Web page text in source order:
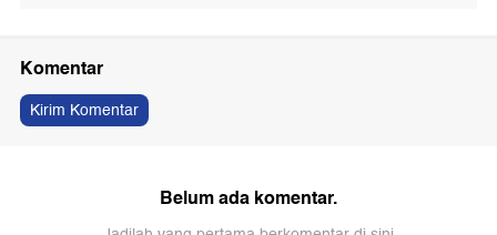
Komentar
Kirim Komentar
Belum ada komentar.